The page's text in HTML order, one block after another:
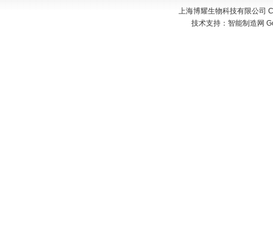
上海博耀生物科技有限公司
技术支持： 智能制造网